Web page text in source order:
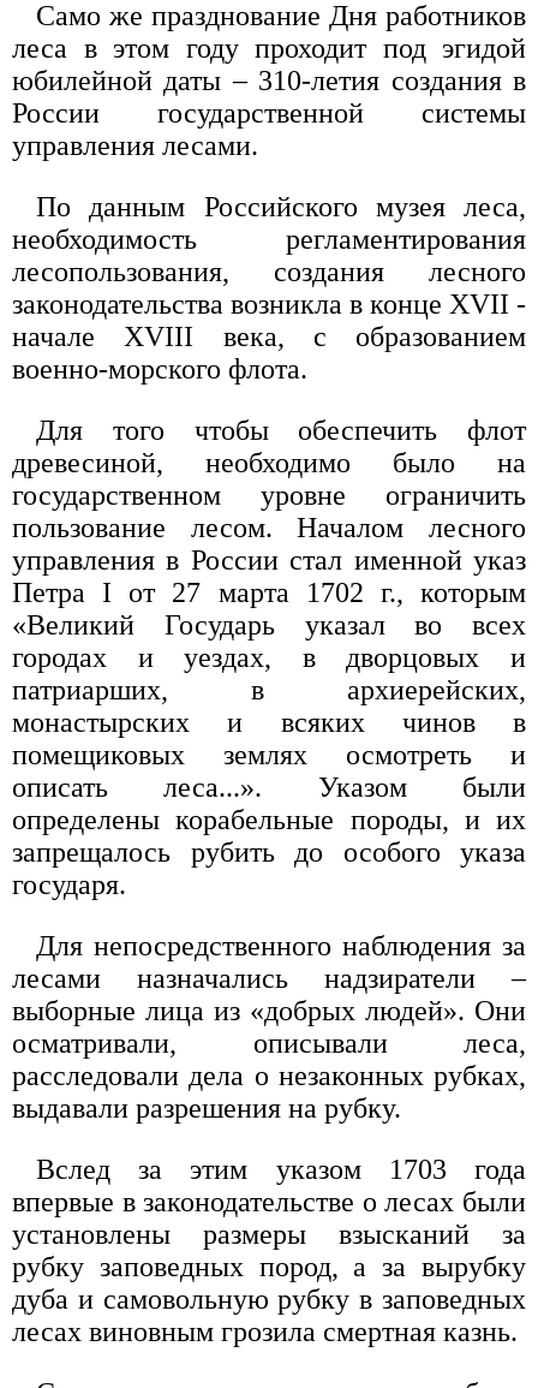
Само же празднование Дня работников
леса в этом году проходит под эгидой
юбилейной даты – 310-летия создания в
России государственной системы
управления лесами.
По данным Российского музея леса,
необходимость регламентирования
лесопользования, создания лесного
законодательства возникла в конце XVII -
начале XVIII века, с образованием
военно-морского флота.
Для того чтобы обеспечить флот
древесиной, необходимо было на
государственном уровне ограничить
пользование лесом. Началом лесного
управления в России стал именной указ
Петра I от 27 марта 1702 г., которым
«Великий Государь указал во всех
городах и уездах, в дворцовых и
патриарших, в архиерейских,
монастырских и всяких чинов в
помещиковых землях осмотреть и
описать леса...». Указом были
определены корабельные породы, и их
запрещалось рубить до особого указа
государя.
Для непосредственного наблюдения за
лесами назначались надзиратели –
выборные лица из «добрых людей». Они
осматривали, описывали леса,
расследовали дела о незаконных рубках,
выдавали разрешения на рубку.
Вслед за этим указом 1703 года
впервые в законодательстве о лесах были
установлены размеры взысканий за
рубку заповедных пород, а за вырубку
дуба и самовольную рубку в заповедных
лесах виновным грозила смертная казнь.